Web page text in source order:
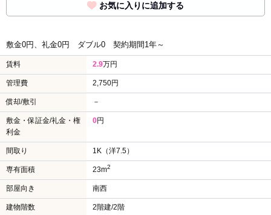
お気に入りに追加する
敷金0円、礼金0円 ダブル0 契約期間1年～
賃料 2.9万円
管理費 2,750円
償却/敷引 －
敷金・保証金/礼金・権
利金
0円
間取り 1K（洋7.5）
専有面積 23m2
部屋向き 南西
建物階数 2階建/2階